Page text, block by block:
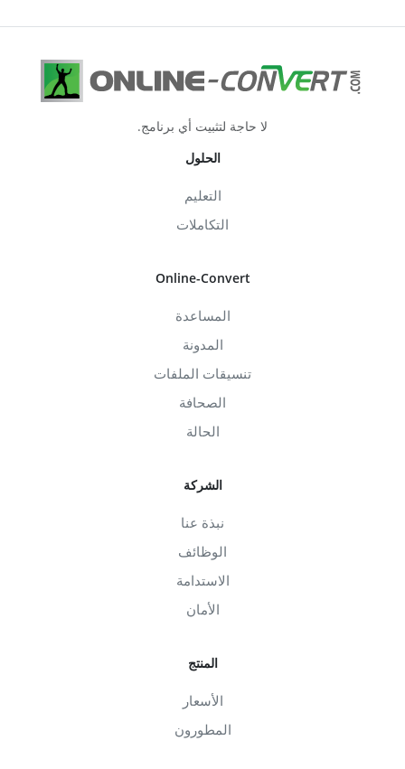
لا حاجة لتثبيت أي برنامج.
الحلول
التعليم
التكاملات
Online-Convert
المساعدة
المدونة
تنسيقات الملفات
الصحافة
الحالة
الشركة
نبذة عنا
الوظائف
الاستدامة
الأمان
المنتج
الأسعار
المطورون